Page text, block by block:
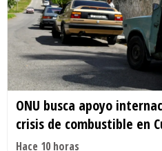
ONU busca apoyo
crisis de combustible en
Hace 10 horas